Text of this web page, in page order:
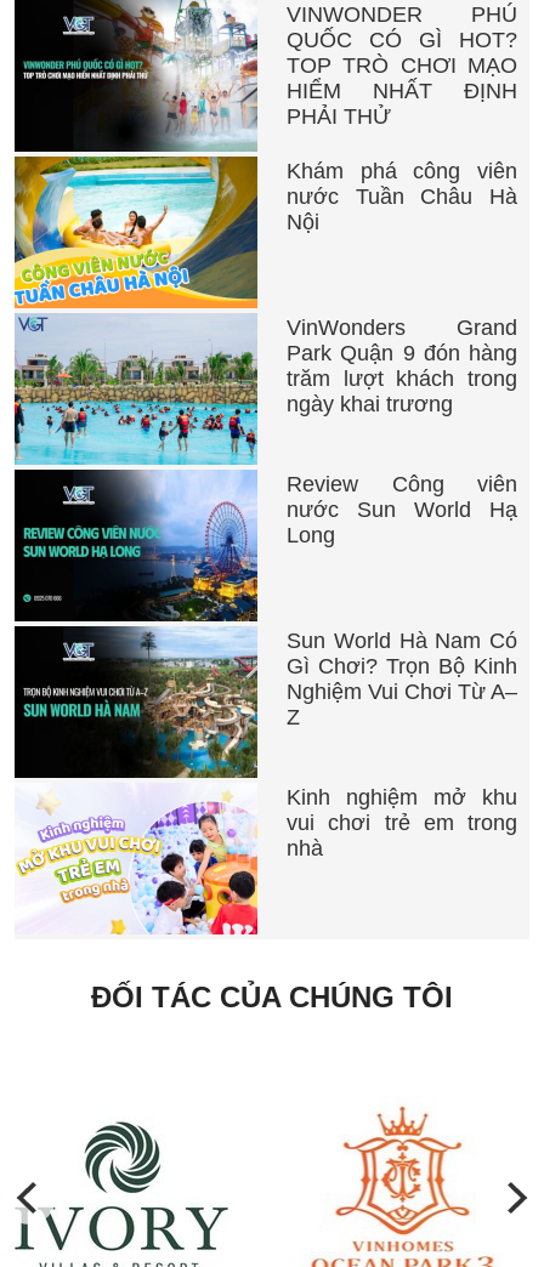
VINWONDER PHÚ
QUỐC CÓ GÌ HOT?
TOP TRÒ CHƠI MẠO
HIỂM NHẤT ĐỊNH
PHẢI THỬ
Khám phá công viên
nước Tuần Châu Hà
Nội
VinWonders Grand
Park Quận 9 đón hàng
trăm lượt khách trong
ngày khai trương
Review Công viên
nước Sun World Hạ
Long
Sun World Hà Nam Có
Gì Chơi? Trọn Bộ Kinh
Nghiệm Vui Chơi Từ A–
Z
Kinh nghiệm mở khu
vui chơi trẻ em trong
nhà
ĐỐI TÁC CỦA CHÚNG TÔI